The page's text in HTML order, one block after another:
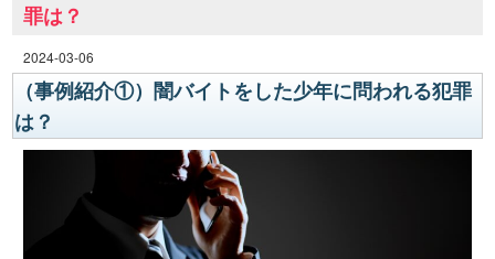
罪は？
2024-03-06
（事例紹介①）闇バイトをした少年に問われる犯罪
は？